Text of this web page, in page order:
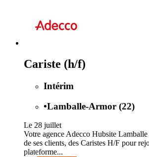
Cariste (h/f)
Intérim
•Lamballe-Armor (22)
Le 28 juillet
Votre agence Adecco Hubsite
de ses clients, des Caristes H/F pour
plateforme...